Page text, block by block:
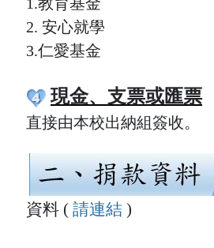
2. 安心就學
3.仁愛基金
現金、支票或匯票
直接由本校出納組簽收。
資料 ( 請連結 )